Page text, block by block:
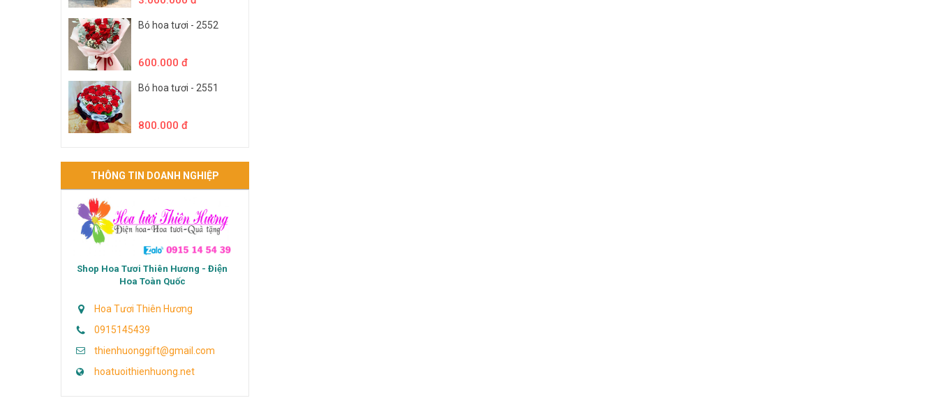
Bó hoa tươi - 2552
600.000 đ
Bó hoa tươi - 2551
800.000 đ
THÔNG TIN DOANH NGHIỆP
Shop Hoa Tươi Thiên Hương - Điện
Hoa Toàn Quốc
Hoa Tươi Thiên Hương
0915145439
thienhuonggift@gmail.com
hoatuoithienhuong.net